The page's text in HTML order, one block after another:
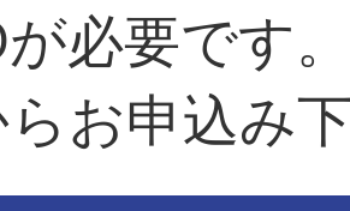
必要です
お申込み